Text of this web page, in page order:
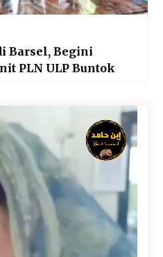
Barsel, Begini
PLN ULP Buntok